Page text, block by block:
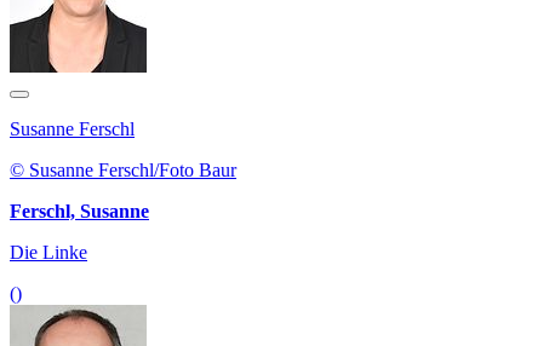
Susanne Ferschl
© Susanne Ferschl/Foto Baur
Ferschl, Susanne
Die Linke
()